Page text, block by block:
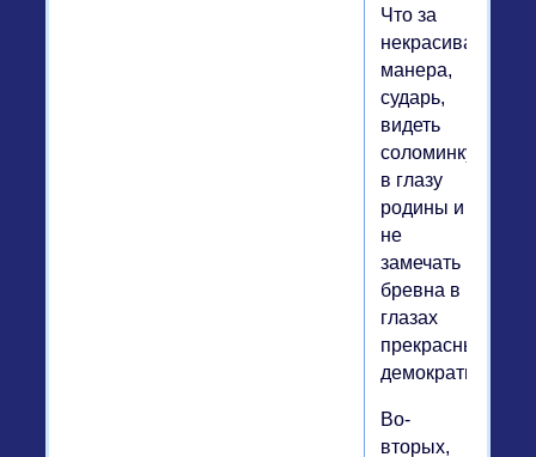
Что за
некрасивая
манера,
сударь,
видеть
соломинку
в глазу
родины и
не
замечать
бревна в
глазах
прекрасных
демократий?
Во-
вторых,